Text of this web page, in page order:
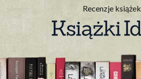
Recenzje książek